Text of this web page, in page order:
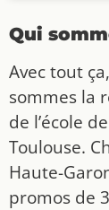
Qui
Avec tout
sommes la
de l’école
Toulouse.
Haute-
promos de